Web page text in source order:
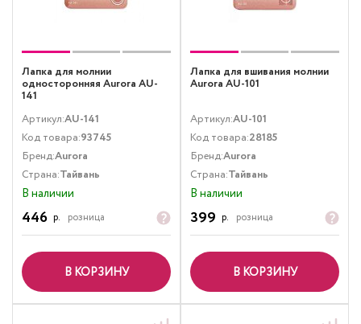
Лапка для молнии
односторонняя Aurora AU-
141
Артикул:AU-141
Код товара:93745
Бренд:Aurora
Страна:Тайвань
В наличии
446 р. розница
В КОРЗИНУ
Лапка для вшивания молнии
Aurora AU-101
Артикул:AU-101
Код товара:28185
Бренд:Aurora
Страна:Тайвань
В наличии
399 р. розница
В КОРЗИНУ